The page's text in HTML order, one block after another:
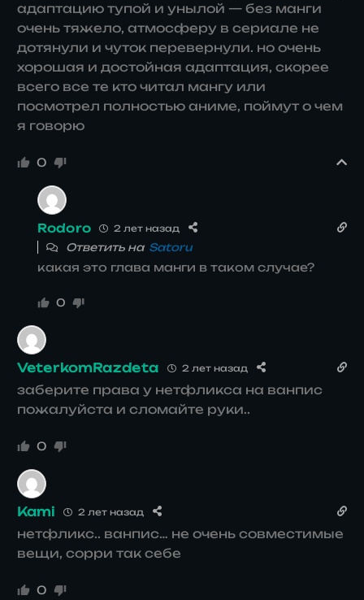
адаптацию тупой и унылой — без манги
очень тяжело, атмосферу в сериале не
дотянули и чуток перевернули. но очень
хорошая и достойная адаптация, скорее
всего все те кто читал мангу или
посмотрел полностью аниме, поймут о чем
я говорю
0
Rodoro 2 лет назад
Ответить на Satoru
какая это глава манги в таком случае?
0
VeterkomRazdeta 2 лет назад
заберите права у нетфликса на ванпис
пожалуйста и сломайте руки..
0
Kami 2 лет назад
нетфликс.. ванпис… не очень совместимые
вещи, сорри так себе
0